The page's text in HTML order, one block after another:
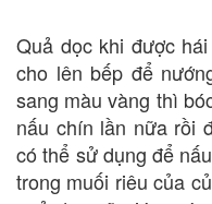
Quả dọc khi được
cho lên bếp để
sang màu vàng thì
nấu chín lần nữa rồi
có thể sử dụng để
trong muối riêu của